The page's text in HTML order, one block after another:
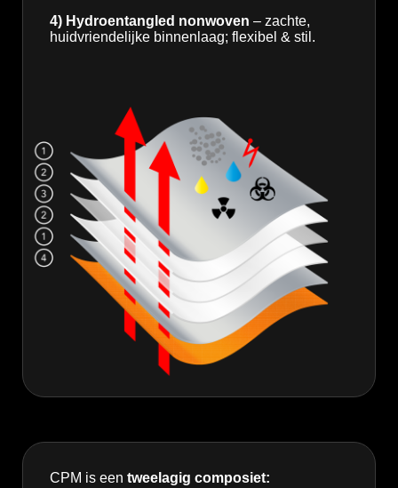
4) Hydroentangled nonwoven – zachte,
huidvriendelijke binnenlaag; flexibel & stil.
CPM is een tweelagig composiet: